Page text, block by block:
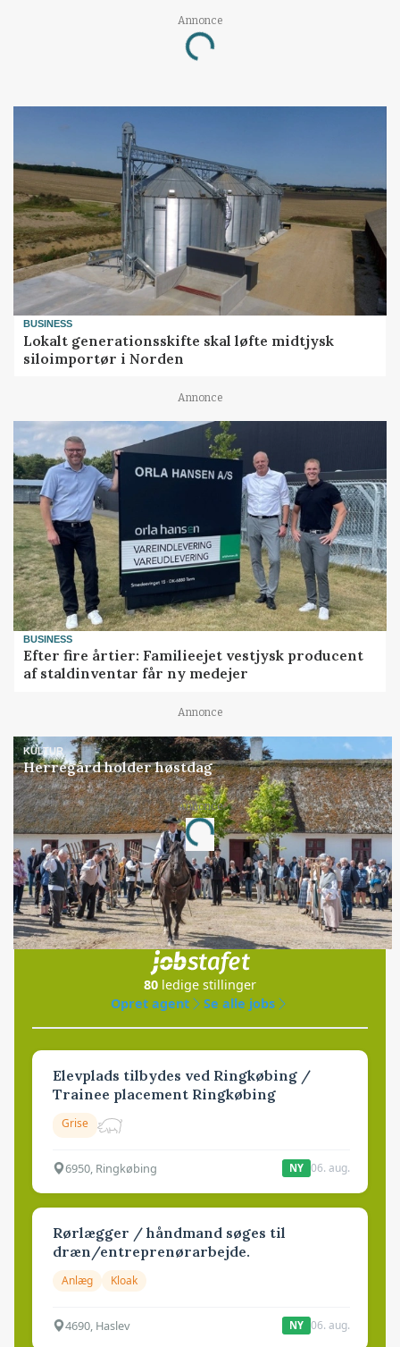
Annonce
Loading...
BUSINESS
Lokalt generationsskifte skal løfte midtjysk
siloimportør i Norden
Annonce
BUSINESS
Efter fire årtier: Familieejet vestjysk producent
af staldinventar får ny medejer
Annonce
KULTUR
Herregård holder høstdag
Annonce
Loading...
Jobs
i samarbejde med
80 ledige stillinger
Opret agent
Se alle jobs
Elevplads tilbydes ved Ringkøbing /
Trainee placement Ringkøbing
Grise
6950, Ringkøbing NY 06. aug.
Rørlægger / håndmand søges til
dræn/entreprenørarbejde.
Anlæg Kloak
4690, Haslev NY 06. aug.